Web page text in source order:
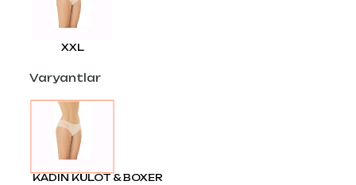
XXL
Varyantlar
KADIN KÜLOT & BOXER